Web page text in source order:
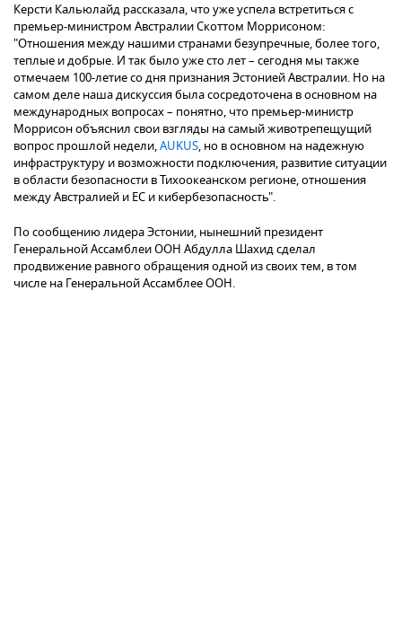
Керсти Кальюлайд рассказала, что уже успела встретиться с
премьер-министром Австралии Скоттом Моррисоном:
"Отношения между нашими странами безупречные, более того,
теплые и добрые. И так было уже сто лет – сегодня мы также
отмечаем 100-летие со дня признания Эстонией Австралии. Но на
самом деле наша дискуссия была сосредоточена в основном на
международных вопросах – понятно, что премьер-министр
Моррисон объяснил свои взгляды на самый животрепещущий
вопрос прошлой недели,AUKUS, но в основном на надежную
инфраструктуру и возможности подключения, развитие ситуации
в области безопасности в Тихоокеанском регионе, отношения
между Австралией и ЕС и кибербезопасность".
По сообщению лидера Эстонии, нынешний президент
Генеральной Ассамблеи ООН Абдулла Шахид сделал
продвижение равного обращения одной из своих тем, в том
числе на Генеральной Ассамблее ООН.